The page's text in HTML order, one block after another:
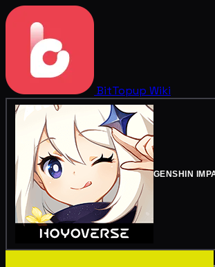
BitTopup Wiki
GENSHIN